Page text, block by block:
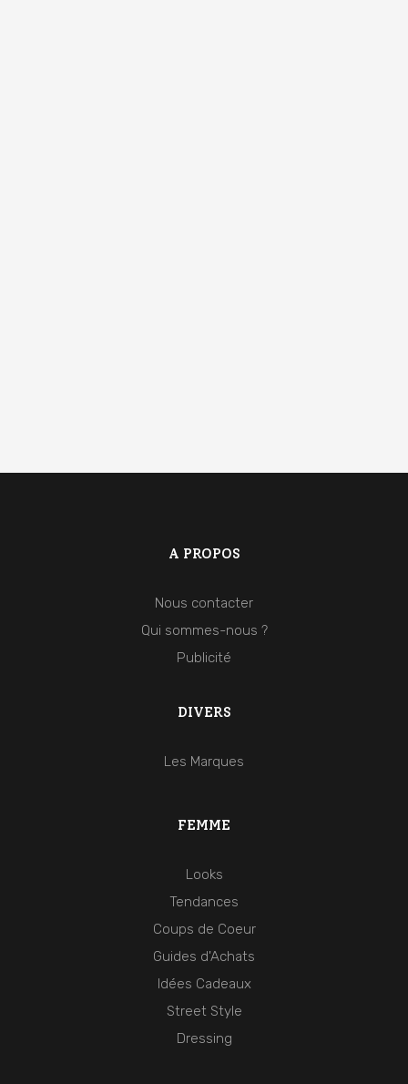
FEMME
Looks
Tendances
Coups de Coeur
Guides d'Achats
Idées Cadeaux
Street Style
Dressing
A PROPOS
Nous contacter
Qui sommes-nous ?
Publicité
DIVERS
Les Marques